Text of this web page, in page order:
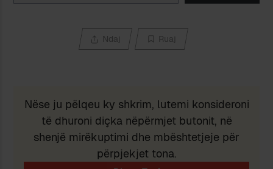
Ndaj Ruaj
Nëse ju pëlqeu ky shkrim, lutemi konsideroni
të dhuroni diçka nëpërmjet butonit, në
shenjë mirëkuptimi dhe mbështetjeje për
përpjekjet tona.